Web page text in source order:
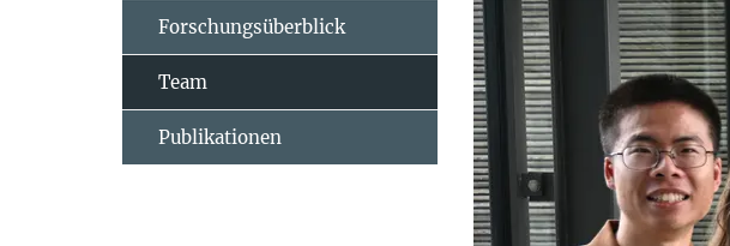
Forschungsüberblick
Team
Publikationen